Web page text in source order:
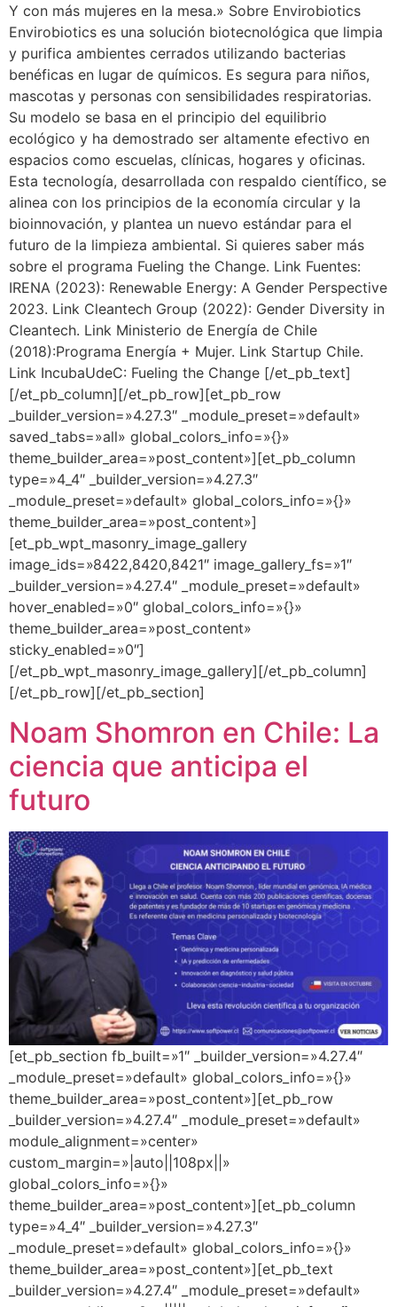
Y con más mujeres en la mesa.» Sobre Envirobiotics
Envirobiotics es una solución biotecnológica que limpia
y purifica ambientes cerrados utilizando bacterias
benéficas en lugar de químicos. Es segura para niños,
mascotas y personas con sensibilidades respiratorias.
Su modelo se basa en el principio del equilibrio
ecológico y ha demostrado ser altamente efectivo en
espacios como escuelas, clínicas, hogares y oficinas.
Esta tecnología, desarrollada con respaldo científico, se
alinea con los principios de la economía circular y la
bioinnovación, y plantea un nuevo estándar para el
futuro de la limpieza ambiental. Si quieres saber más
sobre el programa Fueling the Change. Link Fuentes:
IRENA (2023): Renewable Energy: A Gender Perspective
2023. Link Cleantech Group (2022): Gender Diversity in
Cleantech. Link Ministerio de Energía de Chile
(2018):Programa Energía + Mujer. Link Startup Chile.
Link IncubaUdeC: Fueling the Change [/et_pb_text]
[/et_pb_column][/et_pb_row][et_pb_row
_builder_version=»4.27.3″ _module_preset=»default»
saved_tabs=»all» global_colors_info=»{}»
theme_builder_area=»post_content»][et_pb_column
type=»4_4″ _builder_version=»4.27.3″
_module_preset=»default» global_colors_info=»{}»
theme_builder_area=»post_content»]
[et_pb_wpt_masonry_image_gallery
image_ids=»8422,8420,8421″ image_gallery_fs=»1″
_builder_version=»4.27.4″ _module_preset=»default»
hover_enabled=»0″ global_colors_info=»{}»
theme_builder_area=»post_content»
sticky_enabled=»0″]
[/et_pb_wpt_masonry_image_gallery][/et_pb_column]
[/et_pb_row][/et_pb_section]
Noam Shomron en Chile: La
ciencia que anticipa el
futuro
[et_pb_section fb_built=»1″ _builder_version=»4.27.4″
_module_preset=»default» global_colors_info=»{}»
theme_builder_area=»post_content»][et_pb_row
_builder_version=»4.27.4″ _module_preset=»default»
module_alignment=»center»
custom_margin=»|auto||108px||»
global_colors_info=»{}»
theme_builder_area=»post_content»][et_pb_column
type=»4_4″ _builder_version=»4.27.3″
_module_preset=»default» global_colors_info=»{}»
theme_builder_area=»post_content»][et_pb_text
_builder_version=»4.27.4″ _module_preset=»default»